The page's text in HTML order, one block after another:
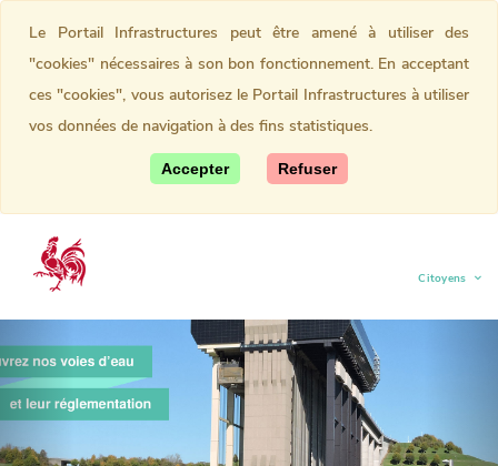
Citoyens
(current)
Le Portail Infrastructures peut être amené à utiliser des
"cookies" nécessaires à son bon fonctionnement. En acceptant
ces "cookies", vous autorisez le Portail Infrastructures à utiliser
vos données de navigation à des fins statistiques.
Accepter Refuser